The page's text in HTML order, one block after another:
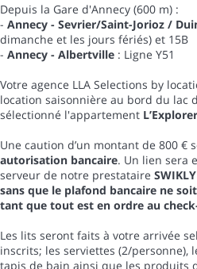
Depuis la Gare d'Annecy (600 m) :
- Annecy - Sevrier/Saint-Jorioz /
dimanche et les jours fériés) et 15B
- Annecy - Albertville : Ligne Y51
Votre agence LLA Selections by
location saisonnière au bord du lac
sélectionné l'appartement L’Explorer
Une caution d’un montant de 800 €
autorisation bancaire. Un lien sera
serveur de notre prestataire SWIKLY
sans que le plafond bancaire ne
tant que tout est en ordre au
Les lits seront faits à votre arrivée
inscrits; les serviettes (2/personne),
tapis de bain ainsi que les produits